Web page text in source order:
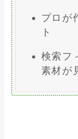
プロが
ト
検索フ
素材が